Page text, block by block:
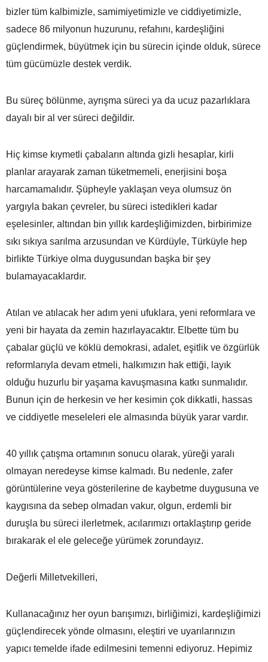
bizler tüm kalbimizle, samimiyetimizle ve ciddiyetimizle,
sadece 86 milyonun huzurunu, refahını, kardeşliğini
güçlendirmek, büyütmek için bu sürecin içinde olduk, sürece
tüm gücümüzle destek verdik.
Bu süreç bölünme, ayrışma süreci ya da ucuz pazarlıklara
dayalı bir al ver süreci değildir.
Hiç kimse kıymetli çabaların altında gizli hesaplar, kirli
planlar arayarak zaman tüketmemeli, enerjisini boşa
harcamamalıdır. Şüpheyle yaklaşan veya olumsuz ön
yargıyla bakan çevreler, bu süreci istedikleri kadar
eşelesinler, altından bin yıllık kardeşliğimizden, birbirimize
sıkı sıkıya sarılma arzusundan ve Kürdüyle, Türküyle hep
birlikte Türkiye olma duygusundan başka bir şey
bulamayacaklardır.
Atılan ve atılacak her adım yeni ufuklara, yeni reformlara ve
yeni bir hayata da zemin hazırlayacaktır. Elbette tüm bu
çabalar güçlü ve köklü demokrasi, adalet, eşitlik ve özgürlük
reformlarıyla devam etmeli, halkımızın hak ettiği, layık
olduğu huzurlu bir yaşama kavuşmasına katkı sunmalıdır.
Bunun için de herkesin ve her kesimin çok dikkatli, hassas
ve ciddiyetle meseleleri ele almasında büyük yarar vardır.
40 yıllık çatışma ortamının sonucu olarak, yüreği yaralı
olmayan neredeyse kimse kalmadı. Bu nedenle, zafer
görüntülerine veya gösterilerine de kaybetme duygusuna ve
kaygısına da sebep olmadan vakur, olgun, erdemli bir
duruşla bu süreci ilerletmek, acılarımızı ortaklaştırıp geride
bırakarak el ele geleceğe yürümek zorundayız.
Değerli Milletvekilleri,
Kullanacağınız her oyun barışımızı, birliğimizi, kardeşliğimizi
güçlendirecek yönde olmasını, eleştiri ve uyarılarınızın
yapıcı temelde ifade edilmesini temenni ediyoruz. Hepimiz